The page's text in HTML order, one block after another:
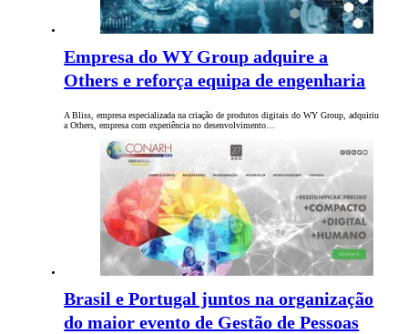
Empresa do WY Group adquire a
Others e reforça equipa de engenharia
A Bliss, empresa especializada na criação de produtos digitais do WY Group, adquiriu
a Others, empresa com experiência no desenvolvimento…
Brasil e Portugal juntos na organização
do maior evento de Gestão de Pessoas